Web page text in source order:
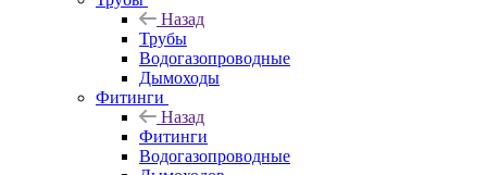
Назад
Трубы
Водогазопроводные
Дымоходы
Фитинги
Назад
Фитинги
Водогазопроводные